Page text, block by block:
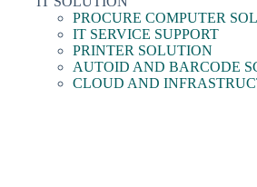
PROCURE COMPUTER
IT SERVICE SUPPORT
PRINTER SOLUTION
AUTOID AND BARCODE
CLOUD AND